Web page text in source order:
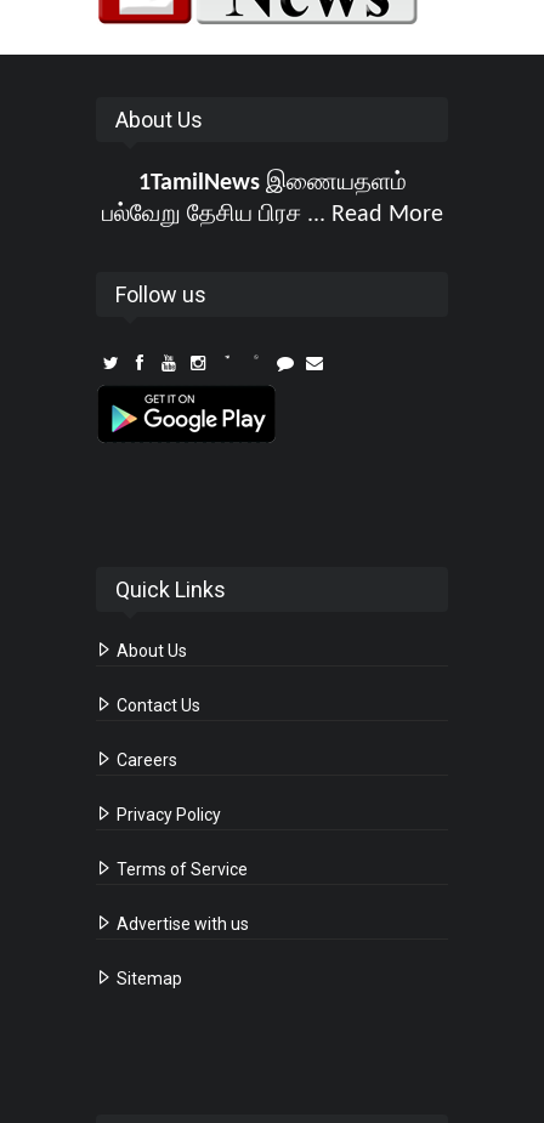
About Us
1TamilNewsஇணையதளம்
பல்வேறு தேசிய பிரச ... Read More
Follow us
Quick Links
About Us
Contact Us
Careers
Privacy Policy
Terms of Service
Advertise with us
Sitemap